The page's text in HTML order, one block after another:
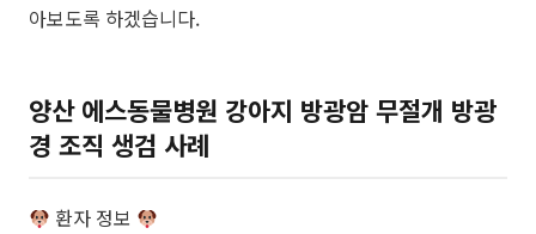
아보도록 하겠습니다.
양산 에스동물병원 강아지 방광암 무절개 방광
경 조직 생검 사례
​환자 정보